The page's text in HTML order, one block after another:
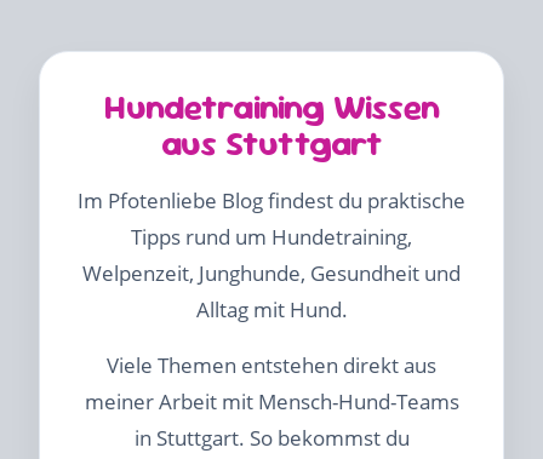
Hundetraining Wissen
aus Stuttgart
Im Pfotenliebe Blog findest du praktische
Tipps rund um Hundetraining,
Welpenzeit, Junghunde, Gesundheit und
Alltag mit Hund.
Viele Themen entstehen direkt aus
meiner Arbeit mit Mensch-Hund-Teams
in Stuttgart. So bekommst du